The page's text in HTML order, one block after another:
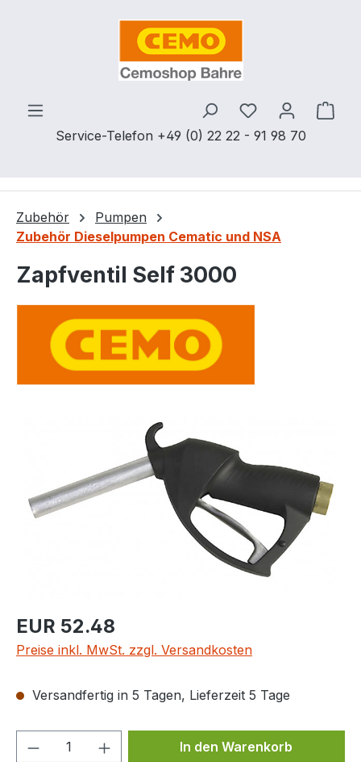
Zum Hauptinhalt springen
Service-Telefon +49 (0) 22 22 - 91 98 70
Du hast 0
Zubehör
Pumpen
Zubehör Dieselpumpen Cematic und NSA
Zapfventil Self 3000
Bildergalerie überspringen
Regulärer Preis:
EUR 52.48
Preise inkl. MwSt. zzgl. Versandkosten
Versandfertig in 5 Tagen, Lieferzeit 5 Tage
Produkt Anzahl: Gib denIn den Warenkorb